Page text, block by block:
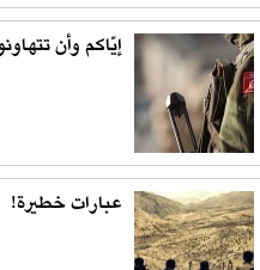
إيّاكم وأن
عبارات خطيرة!